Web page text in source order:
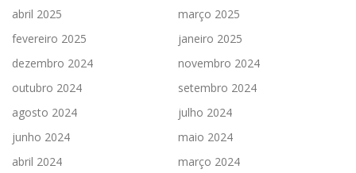
abril 2025
março 2025
fevereiro 2025
janeiro 2025
dezembro 2024
novembro 2024
outubro 2024
setembro 2024
agosto 2024
julho 2024
junho 2024
maio 2024
abril 2024
março 2024